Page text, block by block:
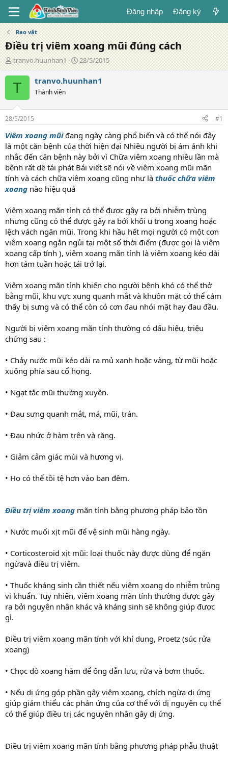
Đăng nhập Đăng ký
Rao vặt
Điều trị viêm xoang mũi đúng cách
T
á
c
ả
tranvo.huunhan1
N
g
à
g
28/5/2015
T tranvo.huunhan1
Thành viên
28/5/2015 #1
Viêm xoang mũiđang ngày càng phổ biến và có thể nói đây
là một căn bệnh của thời hiện đại Nhiều người bị ám ảnh khi
nhắc đến căn bệnh này bởi vì Chữa viêm xoang nhiều lần mà
bệnh rất dễ tái phát Bái viết sẽ nói về viêm xoang mũi mãn
tính và cách chữa viêm xoang cũng như là thuốc chữa viêm
xoang nào hiệu quả
Viêm xoang mãn tính có thể được gây ra bởi nhiễm trùng
nhưng cũng có thể được gây ra bởi khối u trong xoang hoặc
lệch vách ngăn mũi. Trong khi hầu hết mọi người có một cơn
viêm xoang ngắn ngủi tại một số thời điểm (được gọi là viêm
xoang cấp tính ), viêm xoang mãn tính là viêm xoang kéo dài
hơn tám tuần hoặc tái trở lại.
Viêm xoang mãn tính khiến cho người bệnh khó có thể thở
bằng mũi, khu vực xung quanh mắt và khuôn mặt có thể cảm
thấy bị sưng và có thể còn có cơn đau nhói mặt hay đau đầu.
Người bị viêm xoang mãn tính thường có dấu hiệu, triệu
chứng sau :
• Chảy nước mũi kéo dài ra mủ xanh hoặc vàng, từ mũi hoặc
xuống phía sau cổ họng.
• Ngạt tắc mũi thường xuyên.
• Đau sưng quanh mắt, má, mũi, trán.
• Đau nhức ở hàm trên và răng.
• Giảm cảm giác mùi và hương vị.
• Ho có thể tồi tệ hơn vào ban đêm.
Điều trị viêm xoang mãn tính bằng phương pháp bảo tồn
• Nước muối xịt mũi để vệ sinh mũi hàng ngày.
• Corticosteroid xịt mũi: loại thuốc này được dùng để ngăn
ngừavà điều trị viêm.
• Thuốc kháng sinh cần thiết nếu viêm xoang do nhiễm trùng
vi khuẩn. Tuy nhiên, viêm xoang mãn tính thường được gây
ra bởi nguyên nhân khác và kháng sinh sẽ không giúp được
gì.
Điều trị viêm xoang mãn tính với khí dung, Proetz (súc rửa
xoang)
• Chọc dò xoang hàm để ống dẫn lưu, rửa và bơm thuốc.
• Nếu dị ứng góp phần gây viêm xoang, chích ngừa dị ứng
giúp giảm thiểu các phản ứng của cơ thể với dị nguyên cụ thể
có thể giúp điều trị các nguyên nhân gây dị ứng.
Điều trị viêm xoang mãn tính bằng phương pháp phẫu thuật